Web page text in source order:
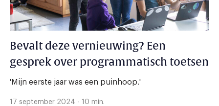
Bevalt deze vernieuwing? Een
gesprek over programmatisch toetsen
'Mijn eerste jaar was een puinhoop.'
17 september 2024 - 10 min.